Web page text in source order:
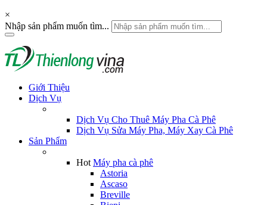
×
Nhập sản phẩm muốn tìm...
Giới Thiệu
Dịch Vụ
Dịch Vụ Cho Thuê Máy Pha Cà Phê
Dịch Vụ Sửa Máy Pha, Máy Xay Cà Phê
Sản Phẩm
Hot Máy pha cà phê
Astoria
Ascaso
Breville